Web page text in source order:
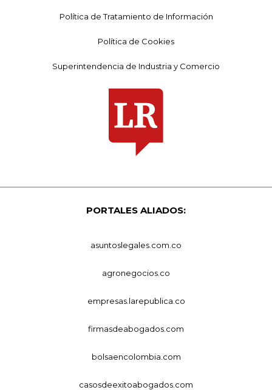
Política de Tratamiento de Información
Política de Cookies
Superintendencia de Industria y Comercio
PORTALES ALIADOS:
asuntoslegales.com.co
agronegocios.co
empresas.larepublica.co
firmasdeabogados.com
bolsaencolombia.com
casosdeexitoabogados.com